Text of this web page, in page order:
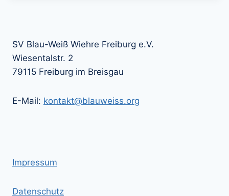
SV Blau-Weiß Wiehre Freiburg e.V.
Wiesentalstr. 2
79115 Freiburg im Breisgau
E-Mail: kontakt@blauweiss.org
Impressum
Datenschutz